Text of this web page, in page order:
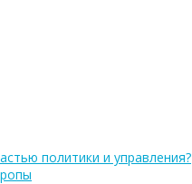
политики и управления?